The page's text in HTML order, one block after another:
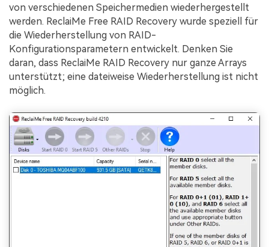
von verschiedenen Speichermedien wiederhergestellt
werden. ReclaiMe Free RAID Recovery wurde speziell für
die Wiederherstellung von RAID-
Konfigurationsparametern entwickelt. Denken Sie
daran, dass ReclaiMe RAID Recovery nur ganze Arrays
unterstützt; eine dateiweise Wiederherstellung ist nicht
möglich.